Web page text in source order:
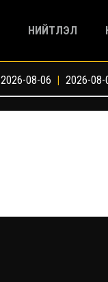
НИЙТЛЭЛ
2026-08-06 | 2026-08-